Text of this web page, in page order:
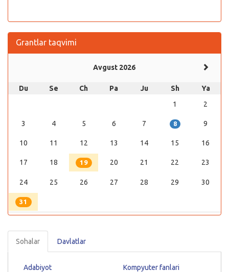
Grantlar taqvimi
Avgust 2026
Du Se Ch Pa Ju Sh
Ya
1
2
3 4 5 6 7 8 9
10 11 12 13 14 15 16
17 18 19 20 21 22 23
24 25 26 27 28 29 30
31
Sohalar Davlatlar
Adabiyot
Kompyuter fanlari